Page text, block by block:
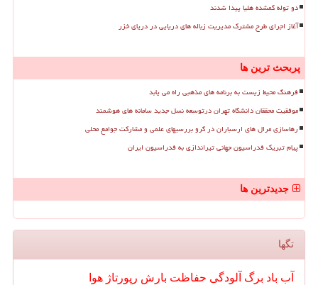
دو توله گمشده هلیا پیدا شدند
آغاز اجرای طرح مشترک مدیریت زباله های دریایی در دریای خزر
پربحث ترین ها
فرهنگ محیط زیست به برنامه های مذهبی راه می یابد
موفقیت محققان دانشگاه تهران درتوسعه نسل جدید سامانه های هوشمند
رهاسازی مرال های ارسباران در گرو بررسیهای علمی و مشارکت جوامع محلی
پیام تبریک فدراسیون جهانی تیراندازی به فدراسیون ایران
جدیدترین ها
تگها
آب باد برگ آلودگی حفاظت بارش رپورتاژ هوا